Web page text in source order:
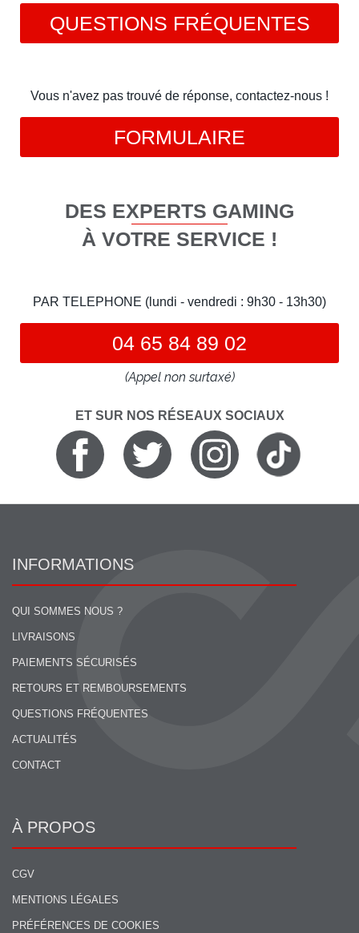
QUESTIONS FRÉQUENTES
Vous n'avez pas trouvé de réponse, contactez-nous !
FORMULAIRE
DES EXPERTS GAMING
À VOTRE SERVICE !
PAR TELEPHONE (lundi - vendredi : 9h30 - 13h30)
04 65 84 89 02
(Appel non surtaxé)
ET SUR NOS RÉSEAUX SOCIAUX
INFORMATIONS
QUI SOMMES NOUS ?
LIVRAISONS
PAIEMENTS SÉCURISÉS
RETOURS ET REMBOURSEMENTS
QUESTIONS FRÉQUENTES
ACTUALITÉS
CONTACT
À PROPOS
CGV
MENTIONS LÉGALES
PRÉFÉRENCES DE COOKIES